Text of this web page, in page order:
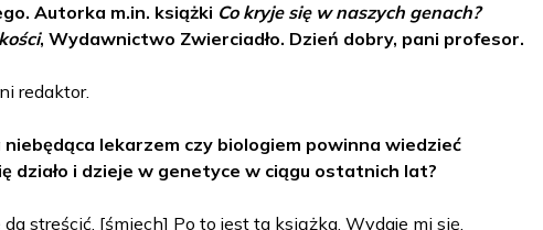
Autorka m.in. książki Co kryje się w naszych genach?
, Wydawnictwo Zwierciadło. Dzień dobry, pani profesor.
redaktor.
niebędąca lekarzem czy biologiem powinna wiedzieć
działo i dzieje w genetyce w ciągu ostatnich lat?
streścić. [śmiech] Po to jest ta książka. Wydaje mi się,